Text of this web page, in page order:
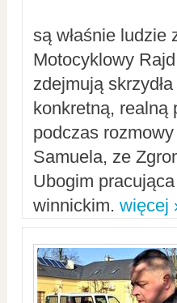
są właśnie ludzie
Motocyklowy
zdejmują
konkretną, realną
podczas
Samuela, ze
Ubogim
winnickim. więcej